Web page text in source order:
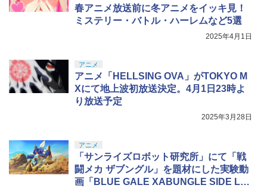
春アニメ放送前に冬アニメをイッキ見！
ミステリー・バトル・ハーレムなど5選
2025年4月1日
アニメ
アニメ「HELLSING OVA」がTOKYO M
Xにて地上波初放送決定。4月1日23時よ
り放送予定
2025年3月28日
アニメ
「サンライズロボット研究所」にて「戦
闘メカ ザブングル」を題材にした実験動
画「BLUE GALE XABUNGLE SIDE L」